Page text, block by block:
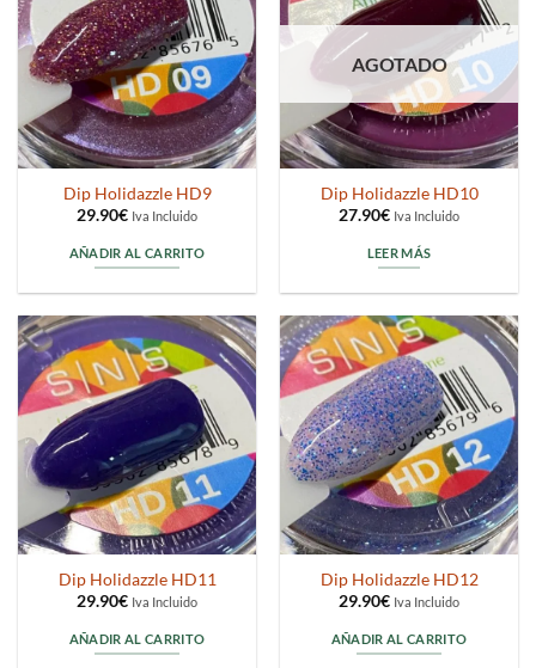
Dip Holidazzle HD9
29.90€ Iva Incluido
AÑADIR AL CARRITO
AGOTADO
Dip Holidazzle HD10
27.90€ Iva Incluido
LEER MÁS
Dip Holidazzle HD11
29.90€ Iva Incluido
AÑADIR AL CARRITO
Dip Holidazzle HD12
29.90€ Iva Incluido
AÑADIR AL CARRITO